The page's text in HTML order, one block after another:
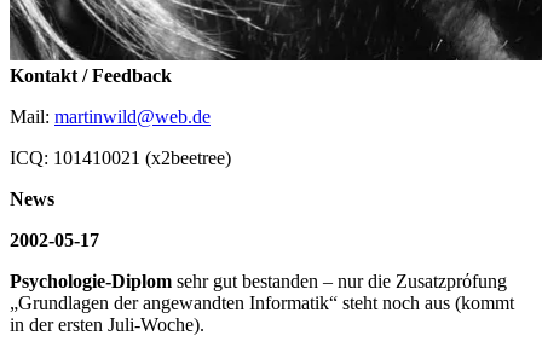
Kontakt / Feedback
Mail: martinwild@web.de
ICQ: 101410021 (x2beetree)
News
2002-05-17
Psychologie-Diplom sehr gut bestanden – nur die Zusatzprόfung
„Grundlagen der angewandten Informatik“ steht noch aus (kommt
in der ersten Juli-Woche).